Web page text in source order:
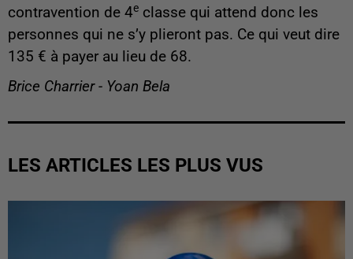
contravention de 4e classe qui attend donc les
personnes qui ne s’y plieront pas. Ce qui veut dire
135 € à payer au lieu de 68.
Brice Charrier - Yoan Bela
LES ARTICLES LES PLUS VUS